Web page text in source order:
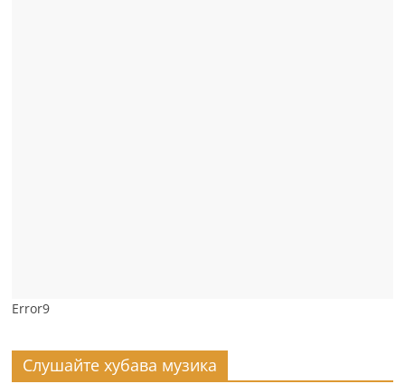
Error9
Слушайте хубава музика